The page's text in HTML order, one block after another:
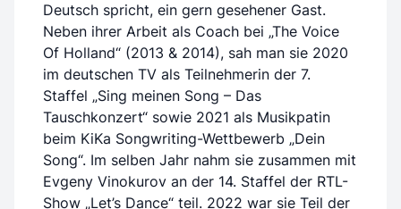
Deutsch spricht, ein gern gesehener Gast.
Neben ihrer Arbeit als Coach bei „The Voice
Of Holland“ (2013 & 2014), sah man sie 2020
im deutschen TV als Teilnehmerin der 7.
Staffel „Sing meinen Song – Das
Tauschkonzert“ sowie 2021 als Musikpatin
beim KiKa Songwriting-Wettbewerb „Dein
Song“. Im selben Jahr nahm sie zusammen mit
Evgeny Vinokurov an der 14. Staffel der RTL-
Show „Let’s Dance“ teil. 2022 war sie Teil der